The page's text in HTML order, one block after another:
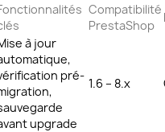
Compatibilité
PrestaShop
à jour
pré-
upgrade
1.6 – 8.x